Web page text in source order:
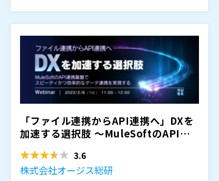
め、これらのデータ連携を現場の担当者の手入力に頼る
といったケースが増加しています。
この課題に対応するため、RPAの導入を検討する企業も
多いですが、効果が発揮されず、組織内での定着が難し
く、結果使われなかったといった事例が多く発生してい
ます。
特に以下のような場合はRPAのメリットを十分に享受で
きない状況が生まれてしまいます。
・アプリケーションやシステムのインターフェースの変
更が頻繁に発生するタスク ・入力データの形式や内容
が一定しない、または例外が多くある複雑なタスク ・
複数のシステムやアプリケーションとの連携が必要なタ
スクの対応 ・データフォーマット間の変換やマッピン
グが必要なタスク
現場の業務自動化を実現するためには、自社の業務には
どんなツールが適しているのか、しっかりとした検証と
計画が不可欠です。
進される方、また情報システム部門の方向けに、ノーコ
「ファイル連携からAPI連携へ」DXを
加速する選択肢 ～MuleSoftのAPI連
3.6
株式会社オージス総研